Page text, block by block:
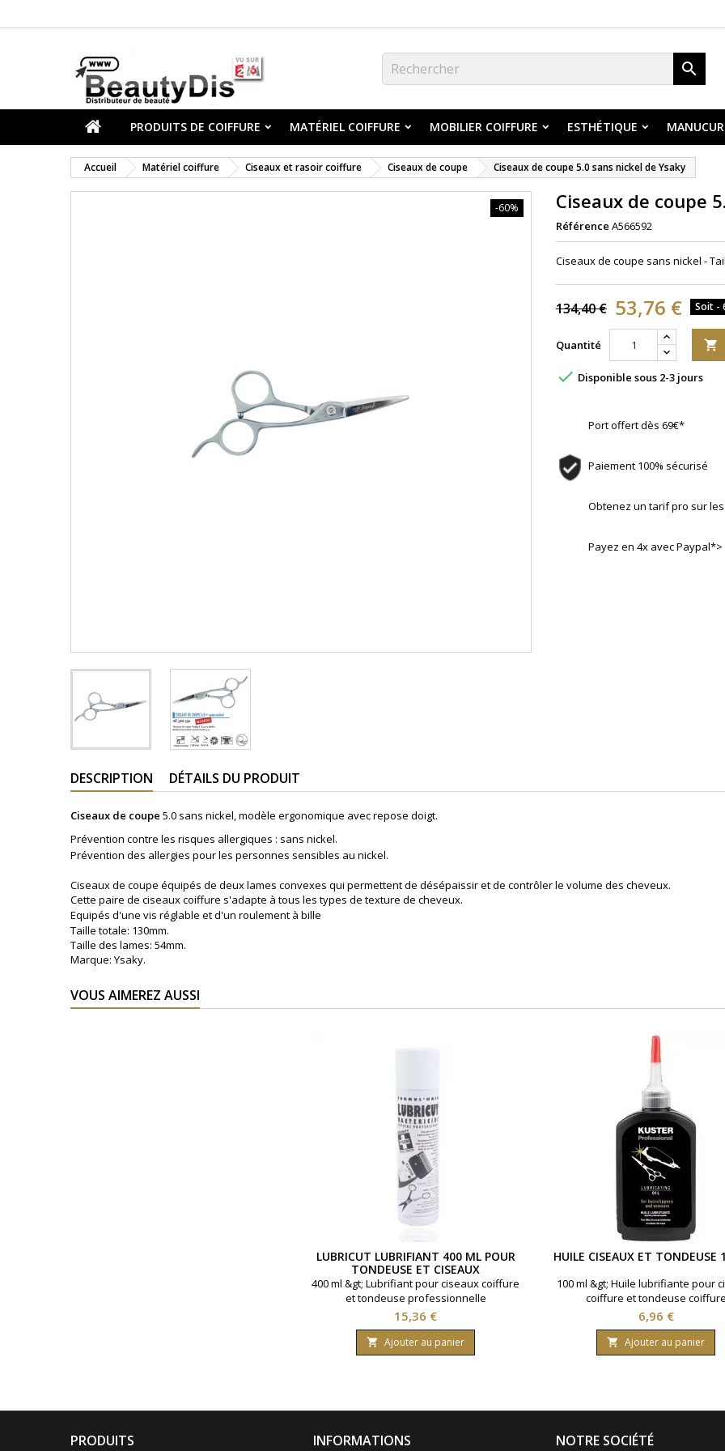

PRODUITS DE COIFFURE MATÉRIEL COIFFURE MOBILIER COIFFURE ESTHÉTIQUE
Accueil Matériel coiffure Ciseaux et rasoir coiffure Ciseaux de coupe Ciseaux de coupe 5.0 sans nickel de Ysaky
-60% Ciseaux de coupe
Référence A566592
Ciseaux de coupe sans nickel -
134,40 € 53,76 € Soit -
Quantité 
 Disponible sous 2-3 jours
Port offert dès 69€*
Paiement 100% sécurisé
Obtenez un tarif pro sur
Payez en 4x avec Paypal*>
DESCRIPTION DÉTAILS DU PRODUIT
Ciseaux de coupe 5.0 sans nickel, modèle ergonomique avec repose doigt.
Prévention contre les risques allergiques : sans nickel.
Prévention des allergies pour les personnes sensibles au nickel.
Ciseaux de coupe équipés de deux lames convexes qui permettent de désépaissir et de contrôler le volume des cheveux.
Cette paire de ciseaux coiffure s'adapte à tous les types de texture de cheveux.
Equipés d'une vis réglable et d'un roulement à bille
Taille totale: 130mm.
Taille des lames: 54mm.
Marque: Ysaky.
VOUS AIMEREZ AUSSI
LUBRICUT LUBRIFIANT 400 ML POUR
TONDEUSE ET CISEAUX
400 ml &gt; Lubrifiant pour ciseaux coiffure
et tondeuse professionnelle
Prix
15,36 €
 Ajouter au panier
HUILE CISEAUX ET TONDEUSE
100 ml &gt; Huile lubrifiante pour
coiffure et tondeuse
Prix
6,96 €
 Ajouter au panier
PRODUITS INFORMATIONS NOTRE SOCIÉTÉ